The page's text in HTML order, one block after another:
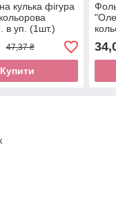
кулька фігура
в уп. (1шт.)
47,37 ₴
Купити